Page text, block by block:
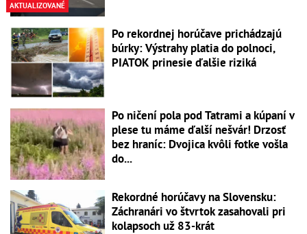
AKTUALIZOVANÉ
Po rekordnej horúčave prichádzajú
búrky: Výstrahy platia do polnoci,
PIATOK prinesie ďalšie riziká
Po ničení pola pod Tatrami a kúpaní v
plese tu máme ďalší nešvár! Drzosť
bez hraníc: Dvojica kvôli fotke vošla
do...
Rekordné horúčavy na Slovensku:
Záchranári vo štvrtok zasahovali pri
kolapsoch už 83-krát